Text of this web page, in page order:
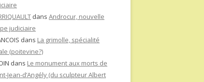
dans Androcur, nouvelle
judiciaire
dans La grimolle, spécialité
(poitevine?)
dans Le monument aux morts de
Jean-d’Angély (du sculpteur Albert